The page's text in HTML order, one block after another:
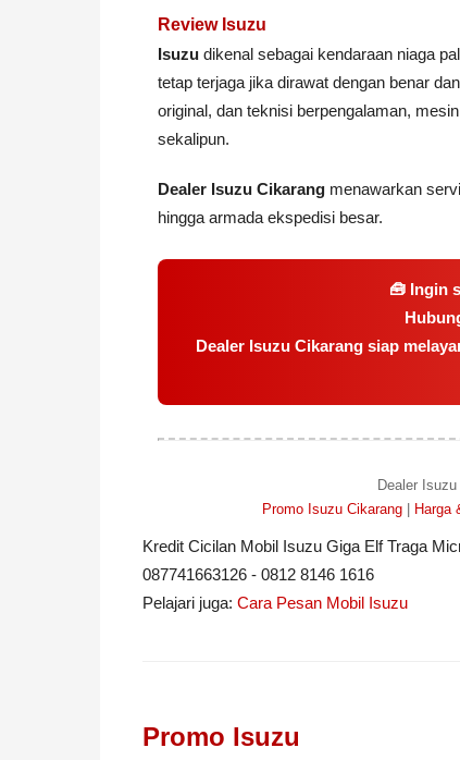
Review Isuzu
Isuzu dikenal sebagai kendaraan niaga
tetap terjaga jika dirawat dengan benar
original, dan teknisi berpengalaman,
sekalipun.
Dealer Isuzu Cikarang menawarkan
hingga armada ekspedisi besar.
🧰 Ingin
Dealer Isuzu Cikarang siap
Dealer
Promo Isuzu Cikarang| Harga
Kredit Cicilan Mobil Isuzu Giga Elf Traga
087741663126 - 0812 8146 1616
Pelajari juga: Cara Pesan Mobil Isuzu
Promo Isuzu